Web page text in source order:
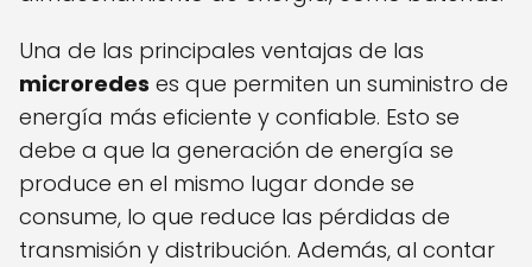
Una de las principales ventajas de las
microredes es que permiten un suministro de
energía más eficiente y confiable. Esto se
debe a que la generación de energía se
produce en el mismo lugar donde se
consume, lo que reduce las pérdidas de
transmisión y distribución. Además, al contar